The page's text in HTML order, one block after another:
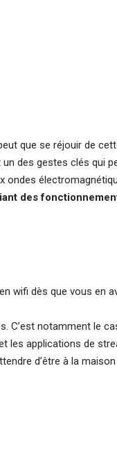
que se réjouir de
des gestes clés qui
ondes
des
wifi dès que vous en
C’est notamment le
les applications de
d’être à la